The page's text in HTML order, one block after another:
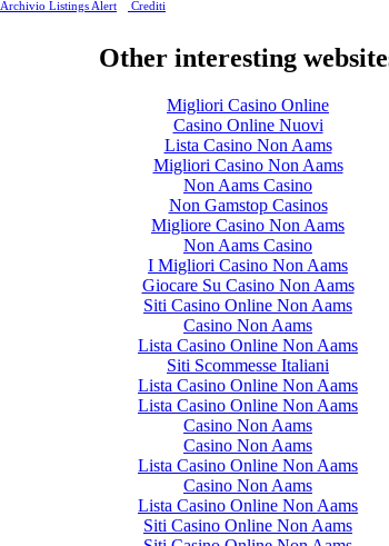
Archivio Listings Alert Crediti
Other interesting
Migliori Casino Online
Casino Online Nuovi
Lista Casino Non Aams
Migliori Casino Non Aams
Non Aams Casino
Non Gamstop Casinos
Migliore Casino Non Aams
Non Aams Casino
I Migliori Casino Non Aams
Giocare Su Casino Non Aams
Siti Casino Online Non Aams
Casino Non Aams
Lista Casino Online Non Aams
Siti Scommesse Italiani
Lista Casino Online Non Aams
Lista Casino Online Non Aams
Casino Non Aams
Casino Non Aams
Lista Casino Online Non Aams
Casino Non Aams
Lista Casino Online Non Aams
Siti Casino Online Non Aams